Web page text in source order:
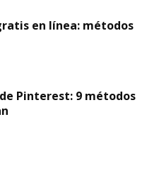
en línea: métodos
Pinterest: 9 métodos